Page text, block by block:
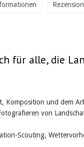
für alle, die
Komposition und dem
von
Scouting,